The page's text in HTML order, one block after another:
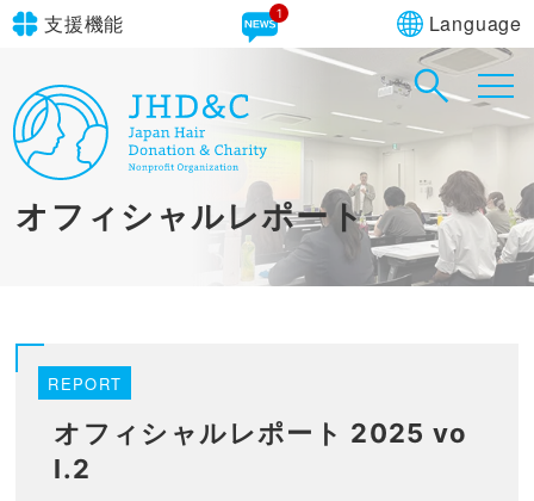
支援機能
文字サイズ 標準
黒
1 Language
in simple English
オフィシャルレポート
REPORT
オフィシャルレポート 2025 vo
l.2